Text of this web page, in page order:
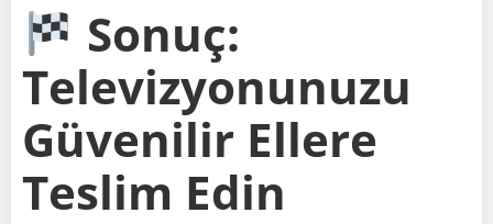
Sonuç:
Televizyonunuzu
Güvenilir Ellere
Teslim Edin